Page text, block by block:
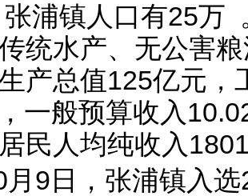
浦镇人口有25万
统水产、无公害
产总值125亿元
一般预算收入
民人均纯收入
月9日，张浦镇入